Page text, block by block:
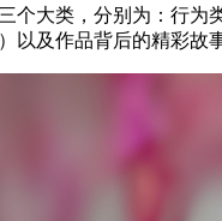
个大类，分别为：行
以及作品背后的精彩故事